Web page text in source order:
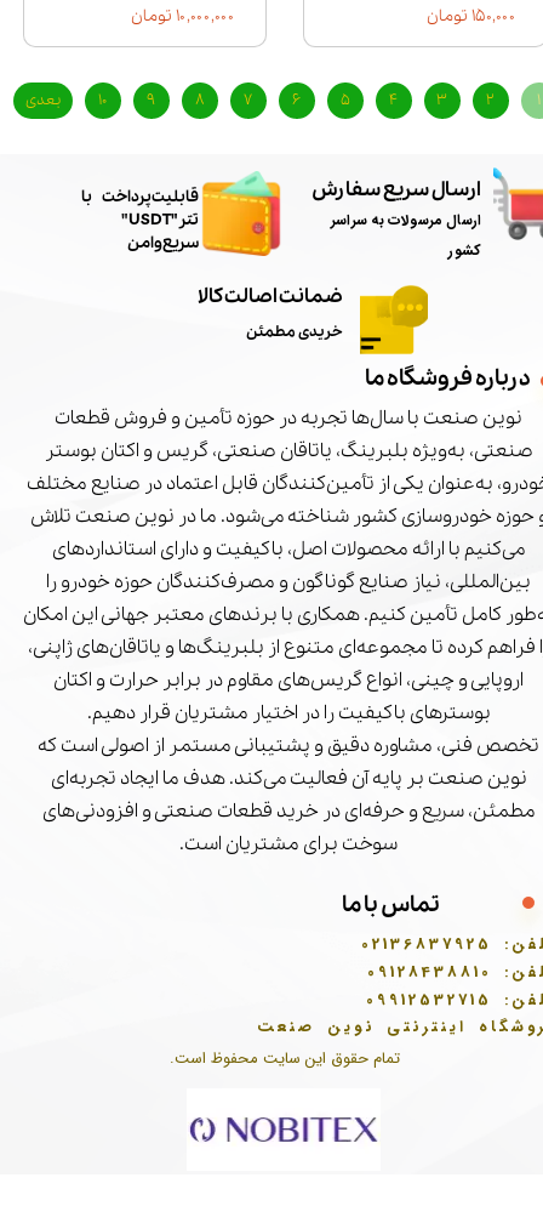
۱۵۰,۰۰۰ تومان ۱۰,۰۰۰,۰۰۰ تومان
۱ ۲ ۳ ۴ ۵ ۶ ۷ ۸ ۹ ۱۰ بعدی
تمام حقوق این سایت محفوظ است.
ارسال سریع سفارش
ارسال مرسولات به سراسر
کشور
ضمانت اصالت کالا
خریدی مطمئن
درباره فروشگاه ما
نوین صنعت با سال‌ها تجربه در حوزه تأمین و فروش قطعات
صنعتی، به‌ویژه بلبرینگ، یاتاقان صنعتی، گریس و اکتان بوستر
به‌عنوان یکی از تأمین‌کنندگان قابل اعتماد در صنایع مختلف
حوزه خودروسازی کشور شناخته می‌شود. ما در نوین صنعت تلاش
می‌کنیم با ارائه محصولات اصل، باکیفیت و دارای استانداردهای
بین‌المللی، نیاز صنایع گوناگون و مصرف‌کنندگان حوزه خودرو را
کامل تأمین کنیم. همکاری با برندهای معتبر جهانی این امکان
فراهم کرده تا مجموعه‌ای متنوع از بلبرینگ‌ها و یاتاقان‌های ژاپنی،
اروپایی و چینی، انواع گریس‌های مقاوم در برابر حرارت و اکتان
بوسترهای باکیفیت را در اختیار مشتریان قرار دهیم.
تخصص فنی، مشاوره دقیق و پشتیبانی مستمر از اصولی است که
نوین صنعت بر پایه آن فعالیت می‌کند. هدف ما ایجاد تجربه‌ای
مطمئن، سریع و حرفه‌ای در خرید قطعات صنعتی و افزودنی‌های
سوخت برای مشتریان است.
تماس با ما
02136837925
09128438810
09912532715
اینترنتی نوین صنعت
​قابلیت پرداخت با
تتر"USDT"
سریع و امن